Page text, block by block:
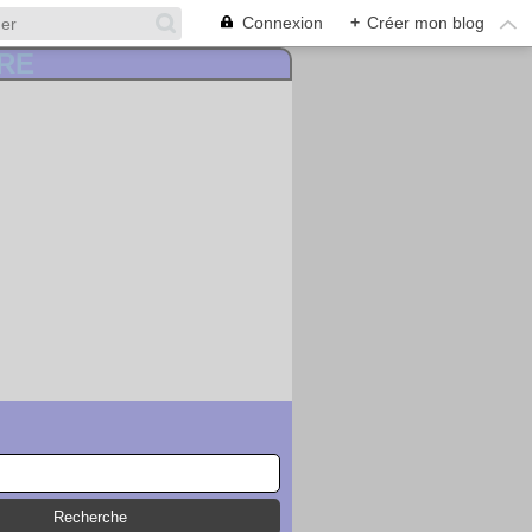
Connexion + Créer mon blog